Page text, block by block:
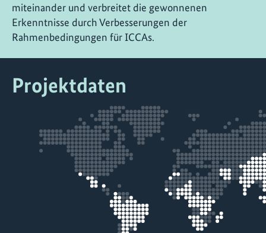
miteinander und verbreitet die gewonnenen
Erkenntnisse durch Verbesserungen der
Rahmenbedingungen für ICCAs.
Projektdaten